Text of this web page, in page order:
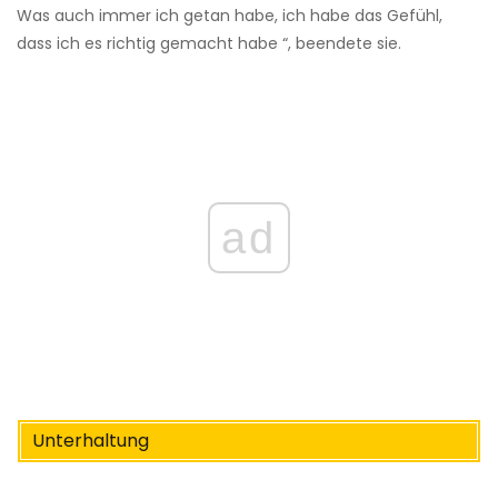
Was auch immer ich getan habe, ich habe das Gefühl,
dass ich es richtig gemacht habe “, beendete sie.
ad
Unterhaltung